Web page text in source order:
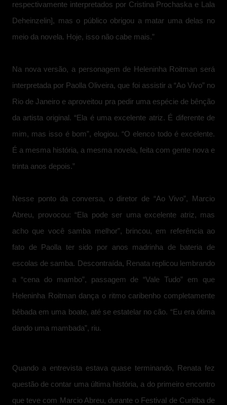
respectivamente interpretados por Cristina Prochaska e Lala
Deheinzelin], mas o público obrigou a matar uma delas no
meio da novela. Hoje, isso não cabe mais.”
Na nova versão, a personagem de Heleninha Roitman será
interpretada por Paolla Oliveira, que foi assistir a “Ao Vivo” no
Rio de Janeiro e aproveitou pra pedir uma espécie de bênção
da artista original. “Ela é uma excelente atriz. É diferente de
mim, mas isso é bom”, elogiou. “O elenco todo é excelente.
É a mesma história, a mesma novela, feita com gente nova e
trinta anos depois.”
Nesse ponto da conversa, o diretor de “Ao Vivo”, Marcio
Abreu, provocou: “Ela pode ser uma excelente atriz, mas
acho que você samba melhor”, brincou, em referência ao
fato de Paolla ter sido por anos madrinha de bateria de
escolas de samba. Descontraída, Renata replicou lembrando
a “cena do mambo”, passagem de “Vale Tudo” em que
Heleninha Roitman dança o ritmo caribenho completamente
bêbada em uma boate, até se estatelar no cão. “Eu era ótima
dando uma mambada”, riu.
Quando a entrevista estava quase terminando, Renata fez
questão de contar uma última história, a do primeiro encontro
que teve com Marcio Abreu, durante o Festival de Curitiba de